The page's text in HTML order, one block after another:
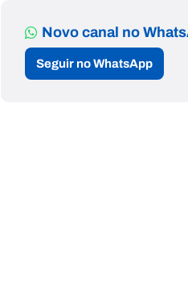
Novo canal no
Seguir no WhatsApp